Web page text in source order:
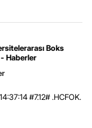
Boks
Haberler
#7.12# .HCFOK.